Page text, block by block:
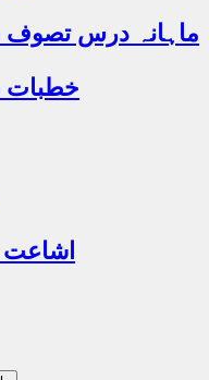
ماہانہ درس تصوف
خطبات